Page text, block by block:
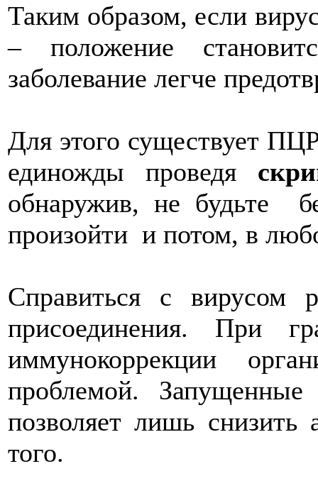
Таким образом, если
– положение
заболевание легче
Для этого существует
единожды проведя
обнаружив, не будьте
произойти и потом, в
Справиться с вирусом
присоединения. При
иммунокоррекции
проблемой.
позволяет лишь снизить
того.